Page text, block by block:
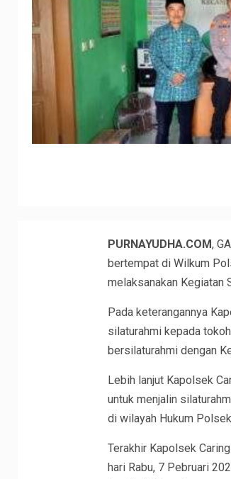
PURNAYUDHA.COM,
bertempat di Wilkum
melaksanakan Kegiatan
Pada keterangannya
silaturahmi kepada
bersilaturahmi dengan
Lebih lanjut Kapolsek
untuk menjalin
di wilayah Hukum
Terakhir Kapolsek
hari Rabu, 7 Pebruari